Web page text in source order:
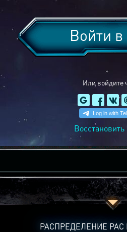
Или войдите
Войти в
РАСПРЕДЕЛЕНИЕ